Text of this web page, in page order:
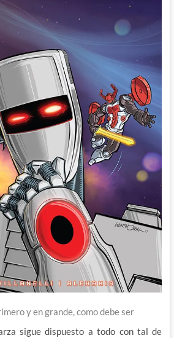
y en grande, como debe ser
sigue dispuesto a todo con tal de